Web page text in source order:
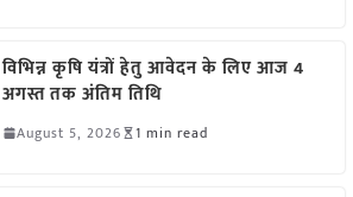
विभिन्न कृषि यंत्रों हेतु आवेदन के लिए आज 4
अगस्त तक अंतिम तिथि
August 5, 2026 1 min read